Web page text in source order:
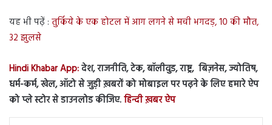
यह भी पढ़ें : तुर्किये के एक होटल में आग लगने से मची भगदड़, 10 की मौत,
32 झुलसे
Hindi Khabar App:देश, राजनीति, टेक, बॉलीवुड, राष्ट्र, बिज़नेस, ज्योतिष,
धर्म-कर्म, खेल, ऑटो से जुड़ी ख़बरों को मोबाइल पर पढ़ने के लिए हमारे ऐप
को प्ले स्टोर से डाउनलोड कीजिए.हिन्दी ख़बर ऐप